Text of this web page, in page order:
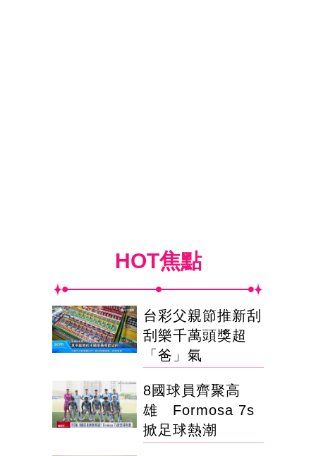
HOT焦點
台彩父親節推新刮
刮樂千萬頭獎超
「爸」氣
8國球員齊聚高
雄 Formosa 7s
掀足球熱潮